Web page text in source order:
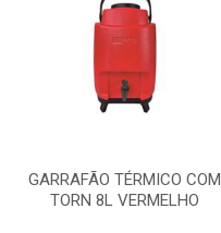
GARRAFÃO TÉRMICO COM
TORN 8L VERMELHO